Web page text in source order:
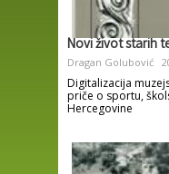
Novi život starih
Dragan Golubović
Digitalizacija
priče o sportu,
Hercegovine